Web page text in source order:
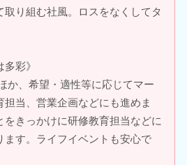
取り組む社風。ロスをなくしてタ
彩》
か、希望・適性等に応じてマー
当、営業企画などにも進めま
をきっかけに研修教育担当などに
ます。ライフイベントも安心で